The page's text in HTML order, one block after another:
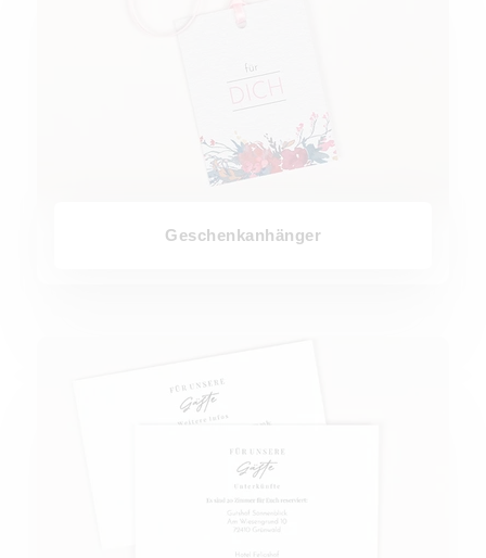
Geschenkanhänger